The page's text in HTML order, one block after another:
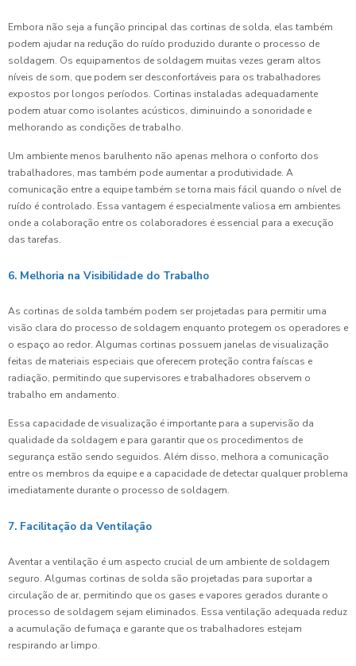
Embora não seja a função principal das cortinas de solda, elas também
podem ajudar na redução do ruído produzido durante o processo de
soldagem. Os equipamentos de soldagem muitas vezes geram altos
níveis de som, que podem ser desconfortáveis para os trabalhadores
expostos por longos períodos. Cortinas instaladas adequadamente
podem atuar como isolantes acústicos, diminuindo a sonoridade e
melhorando as condições de trabalho.
Um ambiente menos barulhento não apenas melhora o conforto dos
trabalhadores, mas também pode aumentar a produtividade. A
comunicação entre a equipe também se torna mais fácil quando o nível de
ruído é controlado. Essa vantagem é especialmente valiosa em ambientes
onde a colaboração entre os colaboradores é essencial para a execução
das tarefas.
6. Melhoria na Visibilidade do Trabalho
As cortinas de solda também podem ser projetadas para permitir uma
visão clara do processo de soldagem enquanto protegem os operadores e
o espaço ao redor. Algumas cortinas possuem janelas de visualização
feitas de materiais especiais que oferecem proteção contra faíscas e
radiação, permitindo que supervisores e trabalhadores observem o
trabalho em andamento.
Essa capacidade de visualização é importante para a supervisão da
qualidade da soldagem e para garantir que os procedimentos de
segurança estão sendo seguidos. Além disso, melhora a comunicação
entre os membros da equipe e a capacidade de detectar qualquer problema
imediatamente durante o processo de soldagem.
7. Facilitação da Ventilação
Aventar a ventilação é um aspecto crucial de um ambiente de soldagem
seguro. Algumas cortinas de solda são projetadas para suportar a
circulação de ar, permitindo que os gases e vapores gerados durante o
processo de soldagem sejam eliminados. Essa ventilação adequada reduz
a acumulação de fumaça e garante que os trabalhadores estejam
respirando ar limpo.